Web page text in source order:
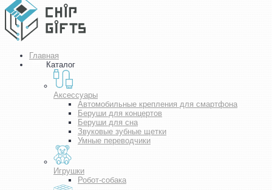
Главная
Каталог
Аксессуары
Автомобильные крепления для смартфона
Беруши для концертов
Беруши для сна
Звуковые зубные щетки
Умные переводчики
Игрушки
Робот-собака